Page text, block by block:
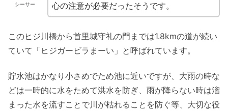
シーサー
心の注意が必要だったそうです。
このヒジ川橋から首里城守礼の門までは1.8kmの道が続い
ていて「ヒジガービラまーい」と呼ばれています。
貯水池はかなり小さめでため池に近いですが、大雨の時な
どは一時的に水をためて洪水を防ぎ、雨が降らない時は溜
まった水を流すことで川が枯れることを防ぐ等、大切な役